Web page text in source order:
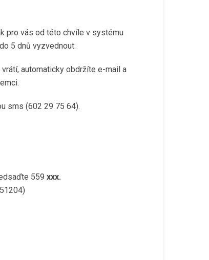
pro vás od této chvíle v systému
5 dnů vyzvednout.
automaticky obdržíte e-mail a
sms (602 29 75 64).
559 xxx.